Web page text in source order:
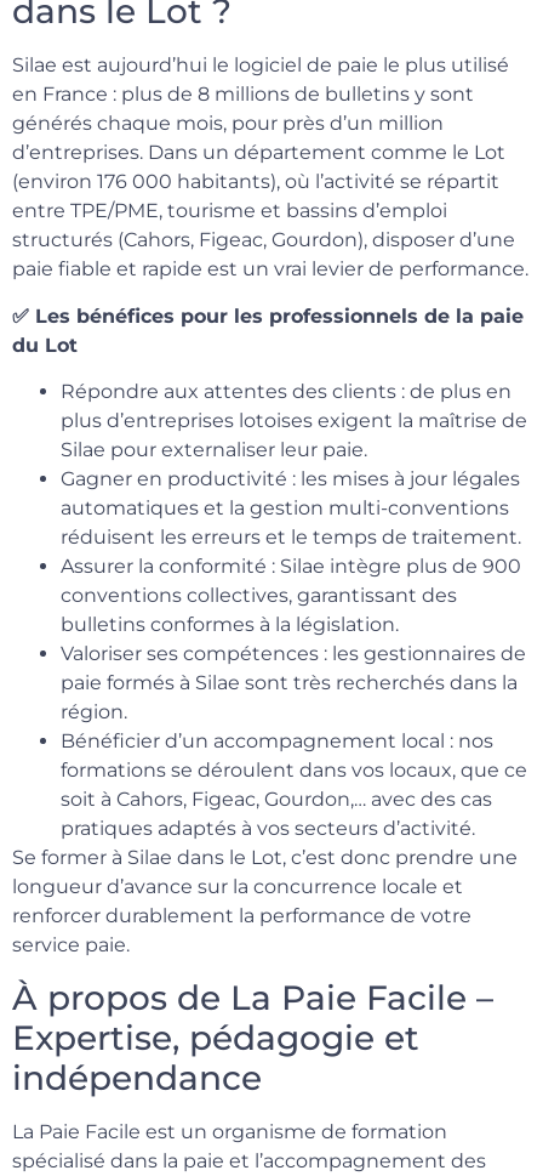
dans le Lot ?
Silae est aujourd’hui le logiciel de paie le plus utilisé
en France : plus de 8 millions de bulletins y sont
générés chaque mois, pour près d’un million
d’entreprises. Dans un département comme le Lot
(environ 176 000 habitants), où l’activité se répartit
entre TPE/PME, tourisme et bassins d’emploi
structurés (Cahors, Figeac, Gourdon), disposer d’une
paie fiable et rapide est un vrai levier de performance.
✅ Les bénéfices pour les professionnels de la paie
du Lot
Répondre aux attentes des clients : de plus en
plus d’entreprises lotoises exigent la maîtrise de
Silae pour externaliser leur paie.
Gagner en productivité : les mises à jour légales
automatiques et la gestion multi-conventions
réduisent les erreurs et le temps de traitement.
Assurer la conformité : Silae intègre plus de 900
conventions collectives, garantissant des
bulletins conformes à la législation.
Valoriser ses compétences : les gestionnaires de
paie formés à Silae sont très recherchés dans la
région.
Bénéficier d’un accompagnement local : nos
formations se déroulent dans vos locaux, que ce
soit à Cahors, Figeac, Gourdon,… avec des cas
pratiques adaptés à vos secteurs d’activité.
Se former à Silae dans le Lot, c’est donc prendre une
longueur d’avance sur la concurrence locale et
renforcer durablement la performance de votre
service paie.
À propos de La Paie Facile –
Expertise, pédagogie et
indépendance
La Paie Facile est un organisme de formation
spécialisé dans la paie et l’accompagnement des